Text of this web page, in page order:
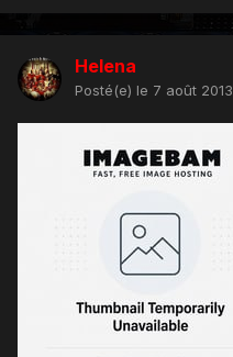
Helena
Posté(e) le 7 août 2013